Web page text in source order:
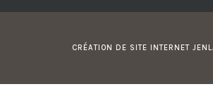
CRÉATION DE SITE INTERNET